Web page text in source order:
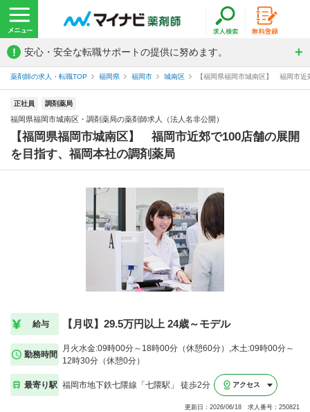
! 安心・安全な転職サポートの提供に努めます。
薬剤師の求人・転職TOP 福岡県 福岡市 城南区 【福岡県福岡市城南区】 福岡市
正社員 調剤薬局
福岡県福岡市城南区・調剤薬局の薬剤師求人（法人名非公開）
【福岡県福岡市城南区】 福岡市近郊で100店舗の展開
を目指す、福岡本社の調剤薬局
給与 【月収】29.5万円以上 24歳～モデル
勤務時間
月火水金:09時00分～18時00分（休憩60分）,木土:09時00分～
12時30分（休憩0分）
最寄り駅 福岡市地下鉄七隈線「七隈駅」 徒歩2分 アクセス
更新日：2026/06/18 求人番号：250821